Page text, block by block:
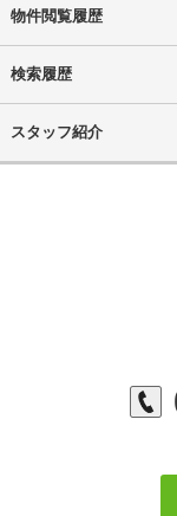
物件閲覧履歴
検索履歴
スタッフ紹介